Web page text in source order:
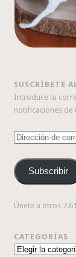
SUSCRÍBETE
Introduce tu
notificaciones de
Dirección
correo
electrónico
Subscribir
Únete a otros
CATEGORÍAS
Categorías